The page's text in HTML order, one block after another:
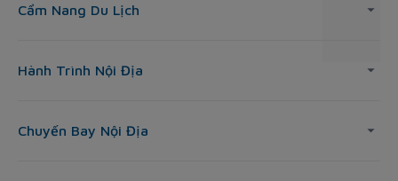
Cẩm Nang Du Lịch
Hành Trình Nội Địa
Chuyến Bay Nội Địa